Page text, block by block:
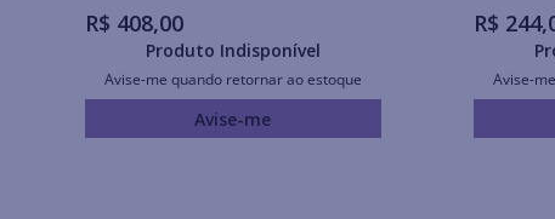
R$ 408,00
Produto Indisponível
Avise-me quando retornar ao estoque
Avise-me
R$ 244,
Avise-